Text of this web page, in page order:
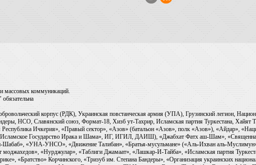
массовых коммуникаций.
корпус (РДК), Украинская повстанческая армия (УПА), Грузинский легион,
НСО, Славянский союз, Формат-18, Хизб ут-Тахрир, Исламская партия Туркестана, Хайят
Ичкерия», «Правый сектор», «Азов» (батальон «Азов», полк «Азов»), «Айдар»,
«Исламское Государство Ирака и Шама», ИГ, ИГИЛ, ДАИШ), «Джабхат Фатх аш-Шам»,
«УНА-УНСО», «Движение Талибан», «Братья-мусульмане» («Аль-Ихван аль-
«Нурджулар», «Таблиги Джамаат», «Лашкар-И-Тайба», «Исламская партия
«Братство» Корчинского, «Тризуб им. Степана Бандеры», «Организация украинских